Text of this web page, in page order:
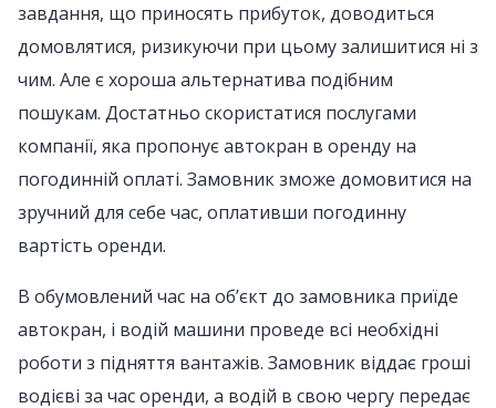
завдання, що приносять прибуток, доводиться
домовлятися, ризикуючи при цьому залишитися ні з
чим. Але є хороша альтернатива подібним
пошукам. Достатньо скористатися послугами
компанії, яка пропонує автокран в оренду на
погодинній оплаті. Замовник зможе домовитися на
зручний для себе час, оплативши погодинну
вартість оренди.
В обумовлений час на об’єкт до замовника приїде
автокран, і водій машини проведе всі необхідні
роботи з підняття вантажів. Замовник віддає гроші
водієві за час оренди, а водій в свою чергу передає